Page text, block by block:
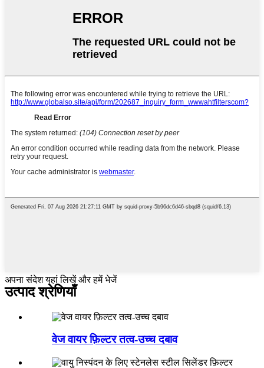
अपना संदेश यहां लिखें और हमें भेजें
उत्पाद श्रेणियाँ
वेज वायर फ़िल्टर तत्व-उच्च दबाव